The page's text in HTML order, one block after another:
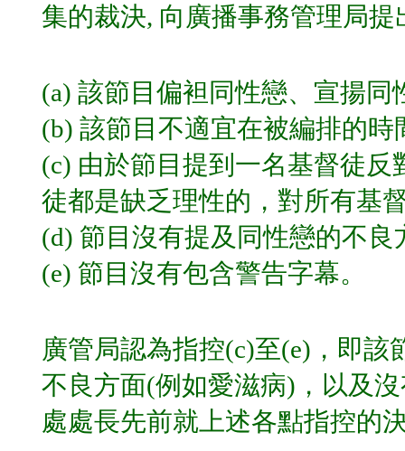
集的裁決, 向廣播事務管理局
(a) 該節目偏袒同性戀、宣揚
(b) 該節目不適宜在被編排的
(c) 由於節目提到一名基督徒
徒都是缺乏理性的，對所有基
(d) 節目沒有提及同性戀的不
(e) 節目沒有包含警告字幕。
廣管局認為指控(c)至(e)，即
不良方面(例如愛滋病)，以及
處處長先前就上述各點指控的